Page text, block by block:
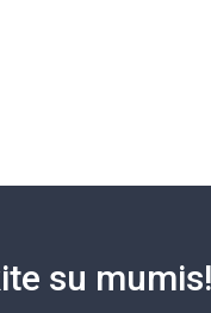
su mumis!